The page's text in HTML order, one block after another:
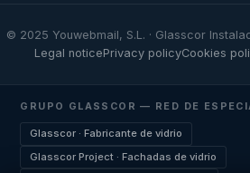
© 2025 Youwebmail, S.L. · Glasscor
Legal noticePrivacy policyCookies
GRUPO GLASSCOR — RED DE
Glasscor · Fabricante de vidrio
Glasscor Project · Fachadas de vidrio